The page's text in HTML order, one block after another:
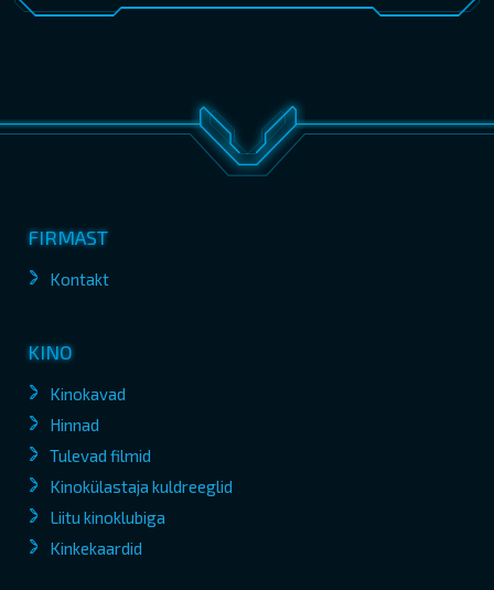
FIRMAST
Kontakt
KINO
Kinokavad
Hinnad
Tulevad filmid
Kinokülastaja kuldreeglid
Liitu kinoklubiga
Kinkekaardid